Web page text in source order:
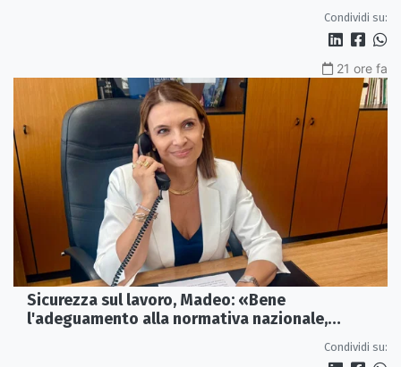
Condividi su:
21 ore fa
Sicurezza sul lavoro, Madeo: «Bene
l'adeguamento alla normativa nazionale,
Condividi su: